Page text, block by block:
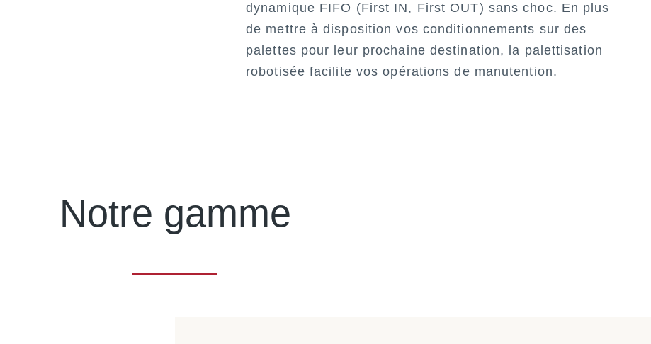
dynamique FIFO (First IN, First OUT) sans choc. En plus
de mettre à disposition vos conditionnements sur des
palettes pour leur prochaine destination, la palettisation
robotisée facilite vos opérations de manutention.
Notre gamme